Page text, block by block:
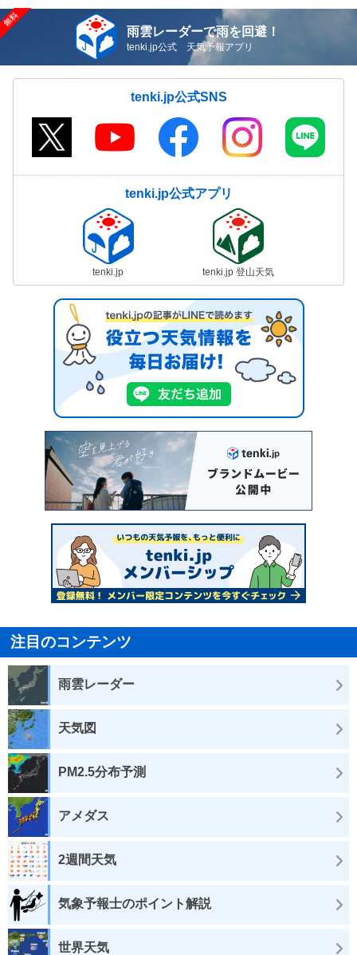
雨雲レーダーで雨を回避！
tenki.jp公式 天気予報アプリ
tenki.jp公式SNS
tenki.jp公式アプリ
tenki.jp tenki.jp 登山天気
注目のコンテンツ
雨雲レーダー
天気図
PM2.5分布予測
アメダス
2週間天気
気象予報士のポイント解説
世界天気